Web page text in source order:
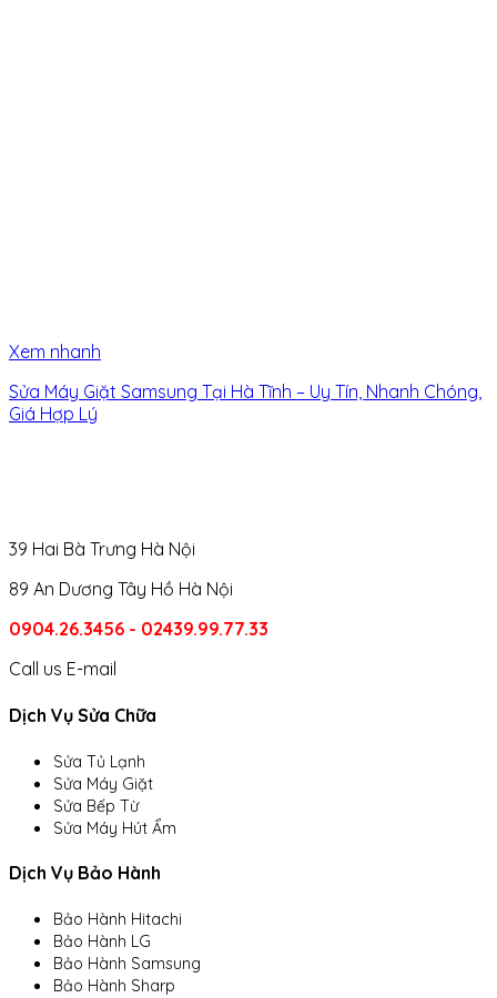
Xem nhanh
Sửa Máy Giặt Samsung Tại Hà Tĩnh – Uy Tín, Nhanh Chóng,
Giá Hợp Lý
39 Hai Bà Trưng Hà Nội
89 An Dương Tây Hồ Hà Nội
0904.26.3456 - 02439.99.77.33
Call us E-mail
Dịch Vụ Sửa Chữa
Sửa Tủ Lạnh
Sửa Máy Giặt
Sửa Bếp Từ
Sửa Máy Hút Ẩm
Dịch Vụ Bảo Hành
Bảo Hành Hitachi
Bảo Hành LG
Bảo Hành Samsung
Bảo Hành Sharp